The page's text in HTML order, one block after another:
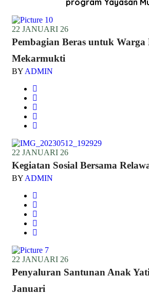
program Yayasan
22 JANUARI 26
Pembagian Beras untuk Warga
Mekarmukti
BYADMIN
22 JANUARI 26
Kegiatan Sosial Bersama
BYADMIN
22 JANUARI 26
Penyaluran Santunan Anak
Januari